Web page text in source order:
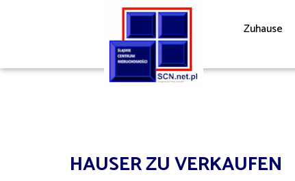
Zuhause
HAUSER ZU VERKAUFEN